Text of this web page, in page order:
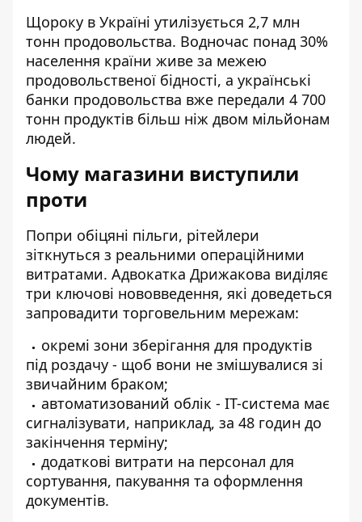
Щороку в Україні утилізується 2,7 млн
тонн продовольства. Водночас понад 30%
населення країни живе за межею
продовольственої бідності, а українські
банки продовольства вже передали 4 700
тонн продуктів більш ніж двом мільйонам
людей.
Чому магазини виступили
проти
Попри обіцяні пільги, рітейлери
зіткнуться з реальними операційними
витратами. Адвокатка Дрижакова виділяє
три ключові нововведення, які доведеться
запровадити торговельним мережам:
окремі зони зберігання для продуктів
під роздачу - щоб вони не змішувалися зі
звичайним браком;
автоматизований облік - IT-система має
сигналізувати, наприклад, за 48 годин до
закінчення терміну;
додаткові витрати на персонал для
сортування, пакування та оформлення
документів.